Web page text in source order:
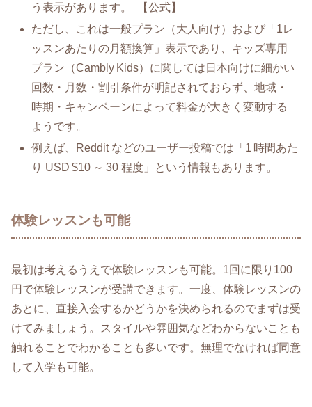
う表示があります。 【公式】
ただし、これは一般プラン（大人向け）および「1レ
ッスンあたりの月額換算」表示であり、キッズ専用
プラン（Cambly Kids）に関しては日本向けに細かい
回数・月数・割引条件が明記されておらず、地域・
時期・キャンペーンによって料金が大きく変動する
ようです。
例えば、Reddit などのユーザー投稿では「1 時間あた
り USD $10 ～ 30 程度」という情報もあります。
体験レッスンも可能
最初は考えるうえで体験レッスンも可能。1回に限り100
円で体験レッスンが受講できます。一度、体験レッスンの
あとに、直接入会するかどうかを決められるのでまずは受
けてみましょう。スタイルや雰囲気などわからないことも
触れることでわかることも多いです。無理でなければ同意
して入学も可能。